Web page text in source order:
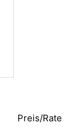
Preis/Rate